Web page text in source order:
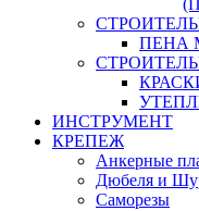
ПЕНА
ИНСТРУМЕНТ
КРЕПЕЖ
Анкерные
Дюбеля и
Саморезы